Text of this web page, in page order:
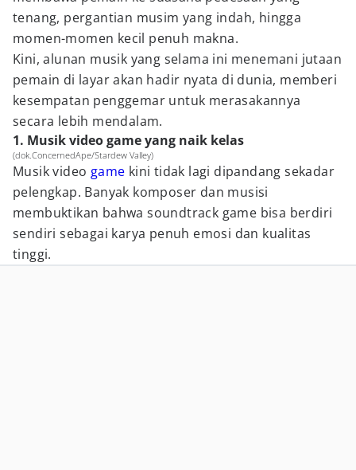
tenang, pergantian musim yang indah, hingga
momen-momen kecil penuh makna.
Kini, alunan musik yang selama ini menemani jutaan
pemain di layar akan hadir nyata di dunia, memberi
kesempatan penggemar untuk merasakannya
secara lebih mendalam.
1. Musik video game yang naik kelas
(dok.ConcernedApe/Stardew Valley)
Musik video game kini tidak lagi dipandang sekadar
pelengkap. Banyak komposer dan musisi
membuktikan bahwa soundtrack game bisa berdiri
sendiri sebagai karya penuh emosi dan kualitas
tinggi.